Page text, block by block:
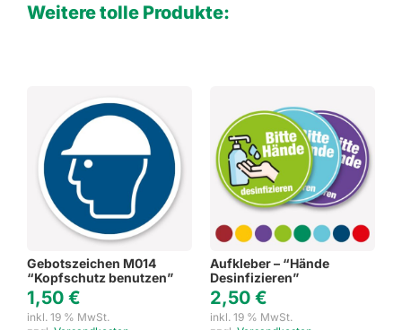
Weitere tolle Produkte:
Gebotszeichen M014
“Kopfschutz benutzen”
1,50 €
inkl. 19 % MwSt.
Aufkleber – “Hände
Desinfizieren”
2,50 €
inkl. 19 % MwSt.